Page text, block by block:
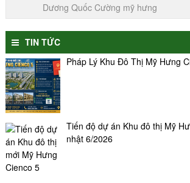
Dương Quốc Cường mỹ hưng
TIN TỨC
Pháp Lý Khu Đô Thị Mỹ Hưng
Tiến độ dự án Khu đô thị Mỹ
nhật 6/2026